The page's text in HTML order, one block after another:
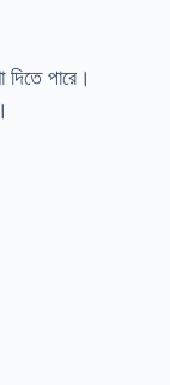
দিতে পারে।